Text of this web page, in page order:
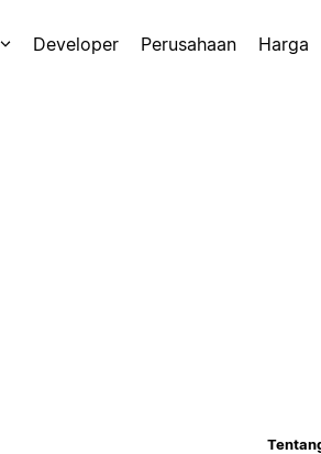
Developer Perusahaan Harga